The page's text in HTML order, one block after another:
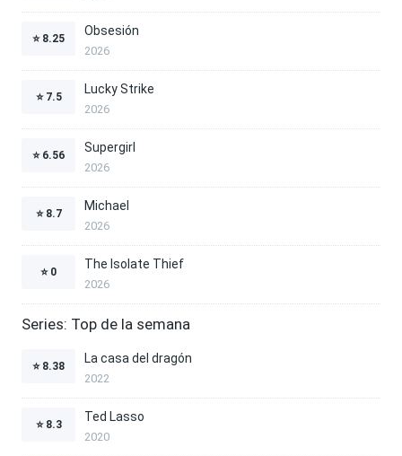
⭐ 8.25
Obsesión
2026
⭐ 7.5
Lucky Strike
2026
⭐ 6.56
Supergirl
2026
⭐ 8.7
Michael
2026
⭐ 0
The Isolate Thief
2026
Series: Top de la semana
⭐ 8.38
La casa del dragón
2022
⭐ 8.3
Ted Lasso
2020